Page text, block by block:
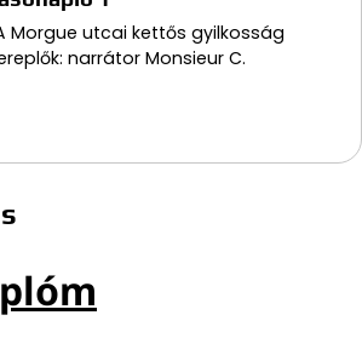
Morgue utcai kettős gyilkosság
narrátor Monsieur C.